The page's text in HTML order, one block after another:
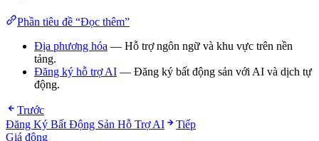
Phần tiêu đề “Đọc thêm”
Địa phương hóa — Hỗ trợ ngôn ngữ và khu vực trên nền
tảng.
Đăng ký hỗ trợ AI — Đăng ký bất động sản với AI và dịch tự
động.
Trước
Đăng Ký Bất Động Sản Hỗ Trợ AI
Tiếp
Giá động